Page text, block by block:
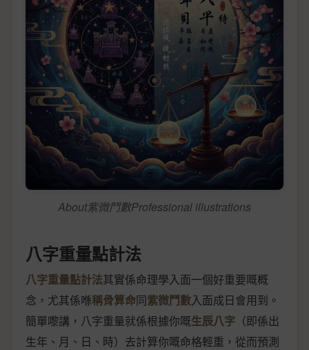
About紫微鬥數Professional illustrations
八字重量點計法
八字重量點計法其實係命理學入面一個好重要嘅概
念，尤其係喺稱骨算命同紫微鬥數入面成日會用到。
簡單嚟講，八字重量就係根據你嘅生辰八字 （即係出
生年、月、日、時）去計算你嘅命格輕重，從而預測